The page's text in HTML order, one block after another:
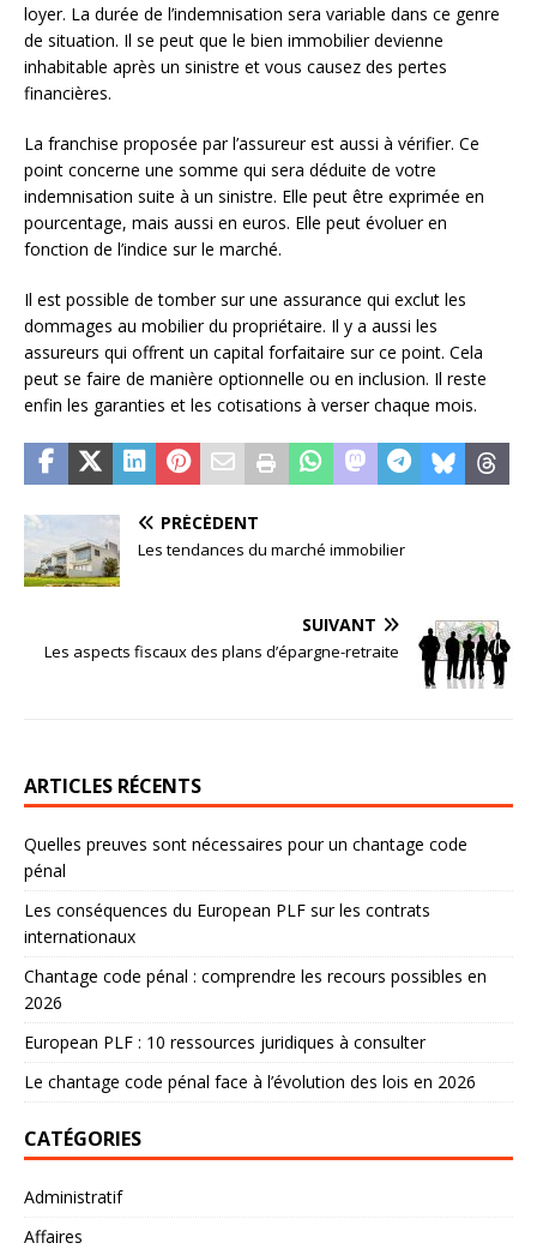
loyer. La durée de l’indemnisation sera variable dans ce genre
de situation. Il se peut que le bien immobilier devienne
inhabitable après un sinistre et vous causez des pertes
financières.
La franchise proposée par l’assureur est aussi à vérifier. Ce
point concerne une somme qui sera déduite de votre
indemnisation suite à un sinistre. Elle peut être exprimée en
pourcentage, mais aussi en euros. Elle peut évoluer en
fonction de l’indice sur le marché.
Il est possible de tomber sur une assurance qui exclut les
dommages au mobilier du propriétaire. Il y a aussi les
assureurs qui offrent un capital forfaitaire sur ce point. Cela
peut se faire de manière optionnelle ou en inclusion. Il reste
enfin les garanties et les cotisations à verser chaque mois.
PRÉCÉDENT
Les tendances du marché immobilier
SUIVANT
Les aspects fiscaux des plans d’épargne-retraite
ARTICLES RÉCENTS
Quelles preuves sont nécessaires pour un chantage code
pénal
Les conséquences du European PLF sur les contrats
internationaux
Chantage code pénal : comprendre les recours possibles en
2026
European PLF : 10 ressources juridiques à consulter
Le chantage code pénal face à l’évolution des lois en 2026
CATÉGORIES
Administratif
Affaires